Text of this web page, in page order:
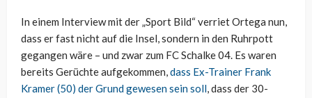
In einem Interview mit der „Sport Bild“ verriet Ortega nun,
dass er fast nicht auf die Insel, sondern in den Ruhrpott
gegangen wäre – und zwar zum FC Schalke 04. Es waren
bereits Gerüchte aufgekommen,dass Ex-Trainer Frank
Kramer (50) der Grund gewesen sein soll, dass der 30-